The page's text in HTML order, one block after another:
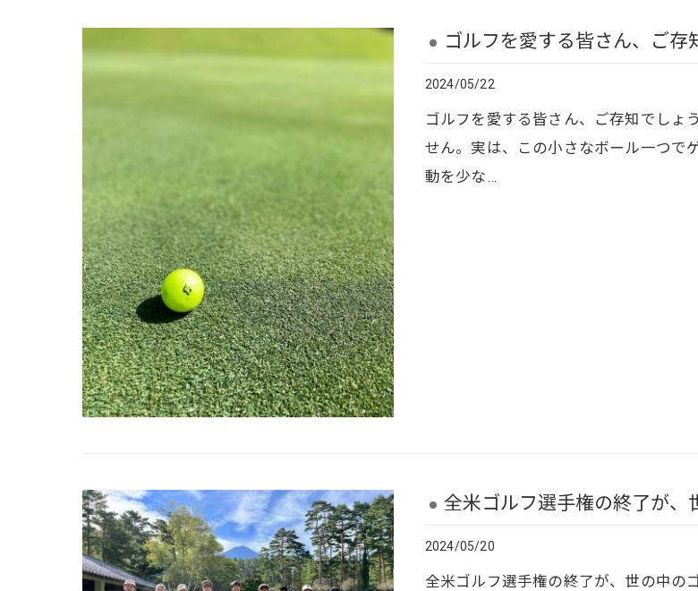
ゴルフを愛する皆さん、ご存
2024/05/22
ゴルフを愛する皆さん、ご存知でしょ
せん。実は、この小さなボール一つで
動を少な…
全米ゴルフ選手権の終了が、
2024/05/20
全米ゴルフ選手権の終了が、世の中の